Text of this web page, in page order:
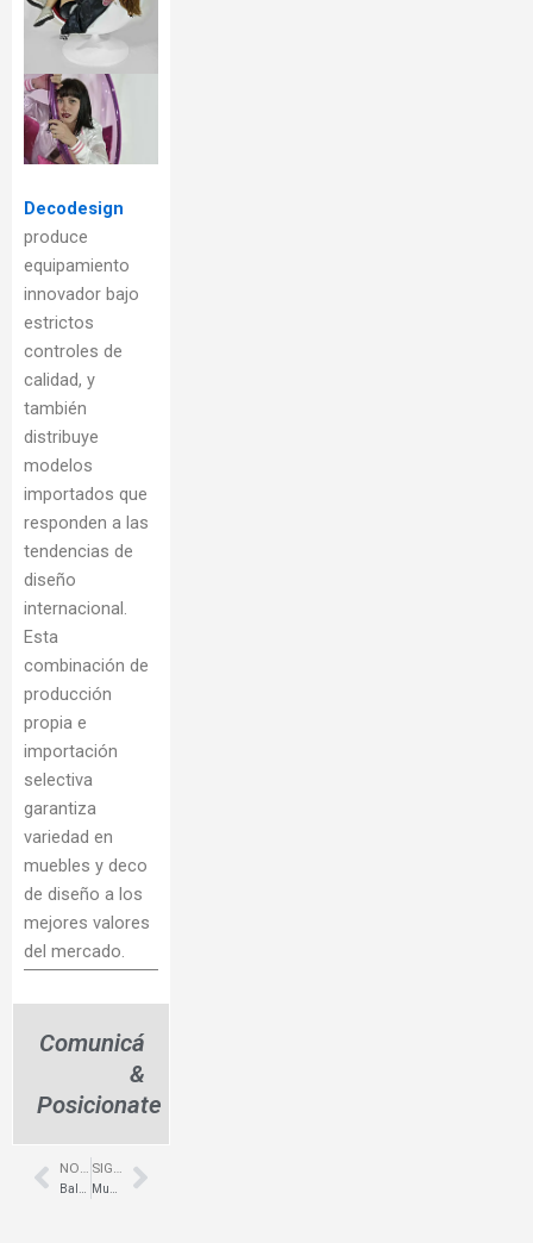
Decodesign
produce
equipamiento
innovador bajo
estrictos
controles de
calidad, y
también
distribuye
modelos
importados que
responden a las
tendencias de
diseño
internacional.
Esta
combinación de
producción
propia e
importación
selectiva
garantiza
variedad en
muebles y deco
de diseño a los
mejores valores
del mercado.
Comunicá
&
Posicionate
Prev Next